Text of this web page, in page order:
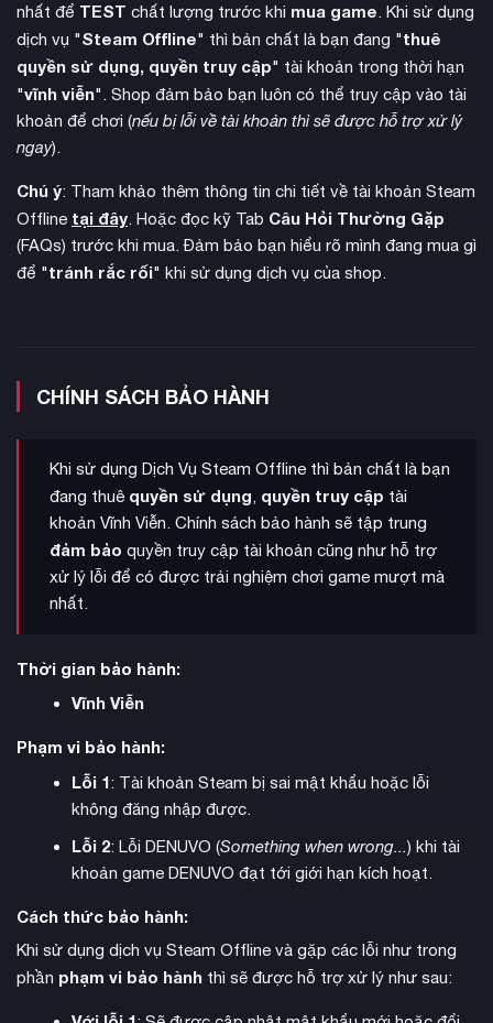
Bên cạnh việc chế tạo, người chơi còn được trải nghiệm cảm
giác hòa mình vào thiên nhiên khi thiết kế các khu vườn nhỏ
đểtrồng trọt thực vật và nấmngay trên xe. Thu hoạch
nguyên liệu tươi sạch để nấu những bữa ăn ngon sẽ giúp bạn
luôn khỏe mạnh trong suốt chuyến đi dài. Hơn thế nữa, bạn
cưng, chăm sóc và huấn luyện chúng trở thành người bạn
đồng hành trung thành.
Thế giới trong game vô cùng rực rỡ với hàng loạt danh lam
thắng cảnh đặc trưng trải dài khắpnhiều quần xã sinh vật
đa dạng. Tuyệt vời hơn cả là khả năng hỗ trợ nhiều người
chơi, cho phép bạn thực hiện chuyến đi phượt xuyên quốc gia
trong
chế độ Co-op trực tuyến
Các tính năng nổi bật của game:
nhất để TEST chất lượng trước khi mua game. Khi sử dụng
dịch vụ "Steam Offline" thì bản chất là bạn đang "thuê
quyền sử dụng, quyền truy cập" tài khoản trong thời hạn
"vĩnh viễn". Shop đảm bảo bạn luôn có thể truy cập vào tài
khoản để chơi (nếu bị lỗi về tài khoản thì sẽ được hỗ trợ xử lý
ngay).
Chú ý: Tham khảo thêm thông tin chi tiết về tài khoản Steam
Offline tại đây. Hoặc đọc kỹ Tab Câu Hỏi Thường Gặp
(FAQs) trước khi mua. Đảm bảo bạn hiểu rõ mình đang mua gì
để "tránh rắc rối" khi sử dụng dịch vụ của shop.
CHÍNH SÁCH BẢO HÀNH
Khi sử dụng Dịch Vụ Steam Offline thì bản chất là bạn
đang thuê quyền sử dụng, quyền truy cập tài
khoản Vĩnh Viễn. Chính sách bảo hành sẽ tập trung
đảm bảo quyền truy cập tài khoản cũng như hỗ trợ
xử lý lỗi để có được trải nghiệm chơi game mượt mà
nhất.
Thời gian bảo hành:
Vĩnh Viễn
Phạm vi bảo hành:
Lỗi 1: Tài khoản Steam bị sai mật khẩu hoặc lỗi
không đăng nhập được.
Lỗi 2: Lỗi DENUVO (Something when wrong...) khi tài
khoản game DENUVO đạt tới giới hạn kích hoạt.
Cách thức bảo hành:
Khi sử dụng dịch vụ Steam Offline và gặp các lỗi như trong
phần phạm vi bảo hành thì sẽ được hỗ trợ xử lý như sau: